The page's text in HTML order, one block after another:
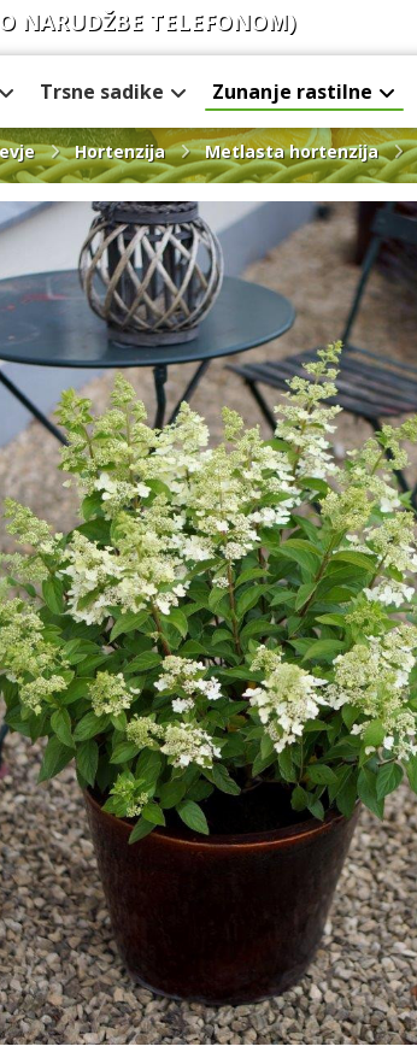
NARUDŽBE TELEFONOM)
Trsne sadike Zunanje rastilne
Hortenzija Metlasta hortenzija